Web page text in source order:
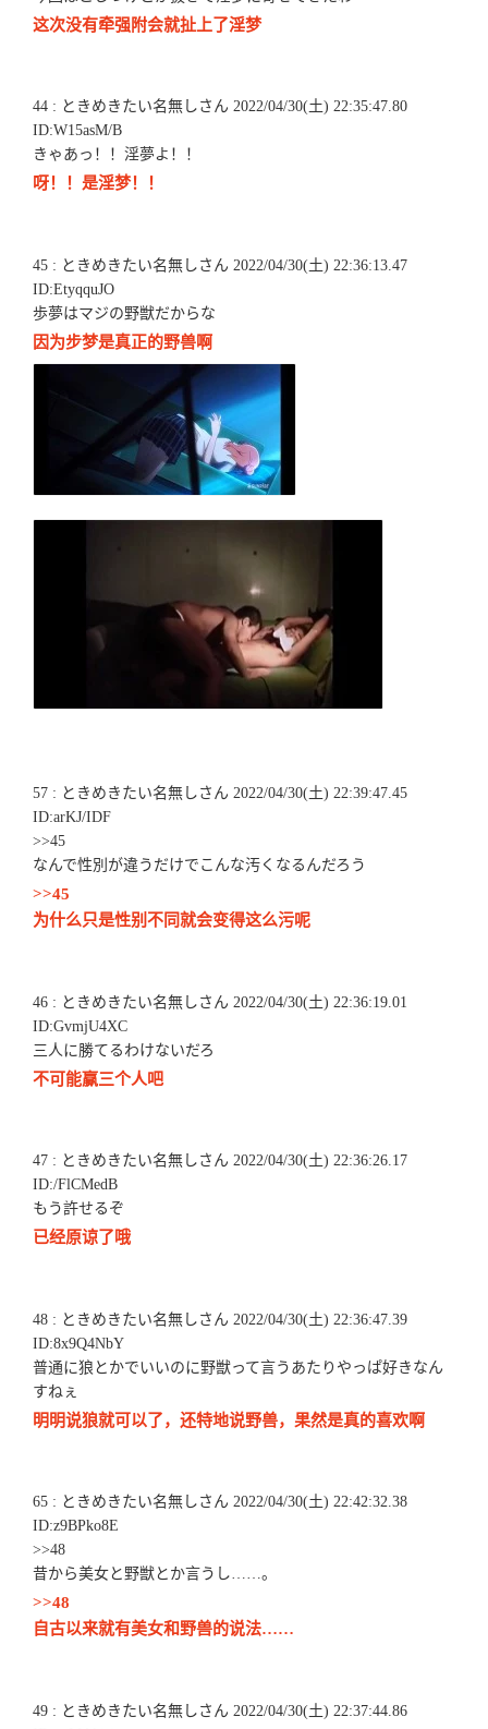
这次没有牵强附会就扯上了淫梦
44 : ときめきたい名無しさん 2022/04/30(土) 22:35:47.80
ID:W15asM/B
きゃあっ！！淫夢よ！！
呀！！是淫梦！！
45 : ときめきたい名無しさん 2022/04/30(土) 22:36:13.47
ID:EtyqquJO
歩夢はマジの野獣だからな
因为步梦是真正的野兽啊
57 : ときめきたい名無しさん 2022/04/30(土) 22:39:47.45
ID:arKJ/IDF
>>45
なんで性別が違うだけでこんな汚くなるんだろう
>>45
为什么只是性别不同就会变得这么污呢
46 : ときめきたい名無しさん 2022/04/30(土) 22:36:19.01
ID:GvmjU4XC
三人に勝てるわけないだろ
不可能赢三个人吧
47 : ときめきたい名無しさん 2022/04/30(土) 22:36:26.17
ID:/FlCMedB
もう許せるぞ
已经原谅了哦
48 : ときめきたい名無しさん 2022/04/30(土) 22:36:47.39
ID:8x9Q4NbY
普通に狼とかでいいのに野獣って言うあたりやっぱ好きなん
すねぇ
明明说狼就可以了，还特地说野兽，果然是真的喜欢啊
65 : ときめきたい名無しさん 2022/04/30(土) 22:42:32.38
ID:z9BPko8E
>>48
昔から美女と野獣とか言うし……。
>>48
自古以来就有美女和野兽的说法……
49 : ときめきたい名無しさん 2022/04/30(土) 22:37:44.86